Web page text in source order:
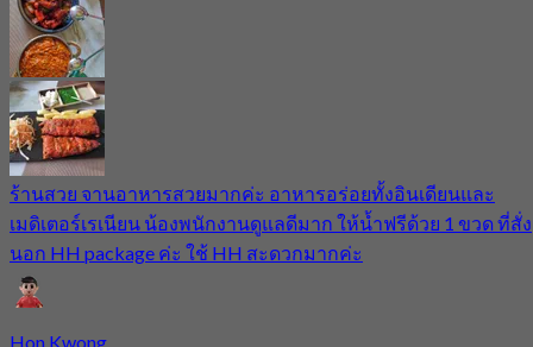
ร้านสวย จานอาหารสวยมากค่ะ อาหารอร่อยทั้งอินเดียนและ
เมดิเตอร์เรเนียน น้องพนักงานดูแลดีมาก ให้น้ำฟรีด้วย 1 ขวด ที่สั่ง
นอก HH package ค่ะ ใช้ HH สะดวกมากค่ะ
Hon Kwong